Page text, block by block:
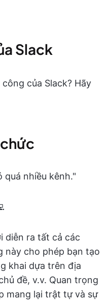
Slack
của Slack? Hãy
quá nhiều kênh."
diễn ra tất cả các
này cho phép bạn tạo
khai dựa trên địa
đề, v.v. Quan trọng
mang lại trật tự và sự